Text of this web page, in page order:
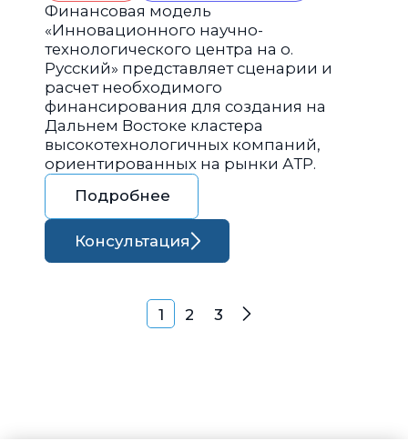
Финансовая модель
«Инновационного научно-
технологического центра на о.
Русский» представляет сценарии и
расчет необходимого
финансирования для создания на
Дальнем Востоке кластера
высокотехнологичных компаний,
ориентированных на рынки АТР.
Подробнее
Консультация
Навигация по
1 2 3 Далее